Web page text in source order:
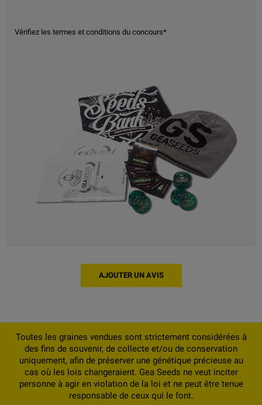
Vérifiez les termes et conditions du concours*
AJOUTER UN AVIS
Toutes les graines vendues sont strictement considérées à
des fins de souvenir, de collecte et/ou de conservation
uniquement, afin de préserver une génétique précieuse au
cas où les lois changeraient. Gea Seeds ne veut inciter
personne à agir en violation de la loi et ne peut être tenue
responsable de ceux qui le font.